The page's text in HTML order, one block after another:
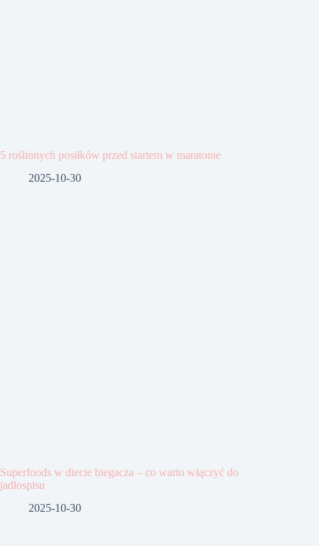
5 roślinnych posiłków przed startem w maratonie
2025-10-30
Superfoods w diecie biegacza – co warto włączyć do
jadłospisu
2025-10-30